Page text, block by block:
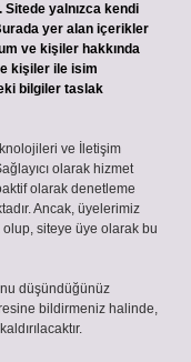
Sitede yalnızca kendi
yer alan içerikler
ve kişiler hakkında
kişiler ile isim
bilgiler taslak
ve İletişim
olarak hizmet
olarak denetleme
Ancak, üyelerimiz
olup, siteye üye olarak bu
düşündüğünüz
bildirmeniz halinde,